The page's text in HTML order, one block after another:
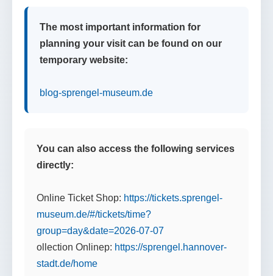
The most important information for
planning your visit can be found on our
temporary website:
blog-sprengel-museum.de
You can also access the following services
directly:
Online Ticket Shop: https://tickets.sprengel-
museum.de/#/tickets/time?
group=day&date=2026-07-07
ollection Onlinep: https://sprengel.hannover-
stadt.de/home